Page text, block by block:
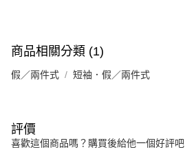
商品相關分類 (1)
假／兩件式 短袖．假／兩件式
評價
喜歡這個商品嗎？購買後給他一個好評吧